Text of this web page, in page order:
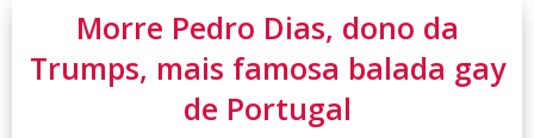
Morre Pedro Dias, dono da
Trumps, mais famosa balada gay
de Portugal